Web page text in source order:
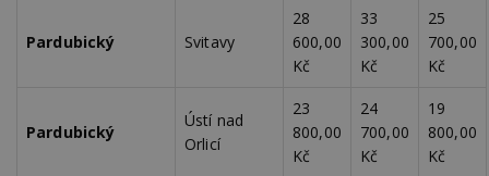
Pardubický Svitavy
28
600,00
Kč
33
300,00
Kč
25
700,00
Kč
Pardubický
Ústí nad
Orlicí
23
800,00
Kč
24
700,00
Kč
19
800,00
Kč